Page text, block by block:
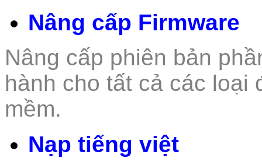
Nâng cấp Firmware
Nâng cấp phiên bản
hành cho tất cả các loại
mềm.
Nạp tiếng việt